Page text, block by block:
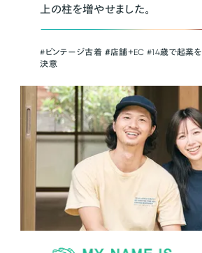
上の柱を増やせました。
#ビンテージ古着 ＃店舗＋EC #14歳で起業を
決意